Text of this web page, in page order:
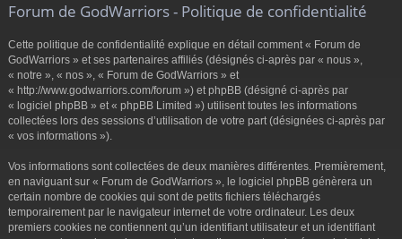
s
Forum de GodWarriors - Politique de confidentialité
Cette politique de confidentialité explique en détail comment « Forum de
GodWarriors » et ses partenaires affiliés (désignés ci-après par « nous »,
« notre », « nos », « Forum de GodWarriors » et
« http://www.godwarriors.com/forum ») et phpBB (désigné ci-après par
« logiciel phpBB » et « phpBB Limited ») utilisent toutes les informations
collectées lors des sessions d’utilisation de votre part (désignées ci-après par
« vos informations »).
Vos informations sont collectées de deux manières différentes. Premièrement,
en naviguant sur « Forum de GodWarriors », le logiciel phpBB génèrera un
certain nombre de cookies qui sont de petits fichiers téléchargés
temporairement par le navigateur internet de votre ordinateur. Les deux
premiers cookies ne contiennent qu’un identifiant utilisateur et un identifiant